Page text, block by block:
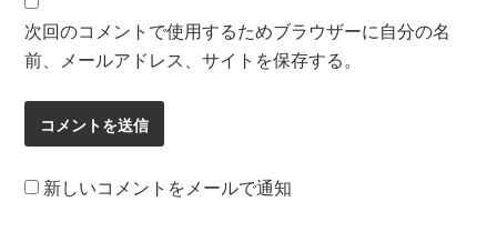
次回のコメントで使用するためブラウザーに自分の名
前、メールアドレス、サイトを保存する。
新しいコメントをメールで通知